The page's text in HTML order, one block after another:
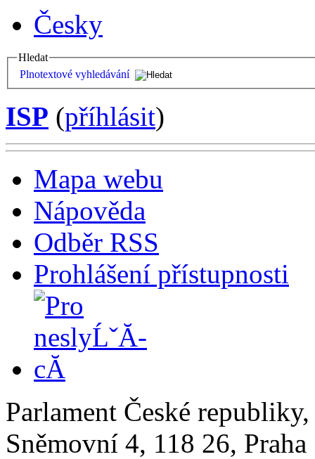
Česky
Hledat
Plnotextové vyhledávání
ISP (příhlásit)
Mapa webu
Nápověda
Odběr RSS
Prohlášení přístupnosti
Parlament České
Sněmovní 4, 118 26,